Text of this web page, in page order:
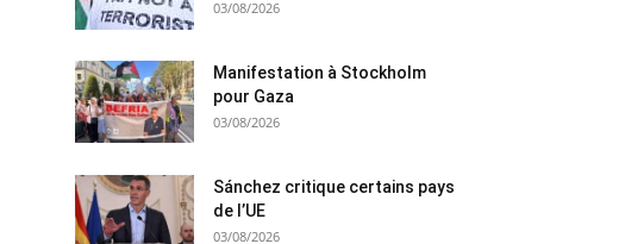
03/08/2026
Manifestation à Stockholm
pour Gaza
03/08/2026
Sánchez critique certains pays
de l’UE
03/08/2026